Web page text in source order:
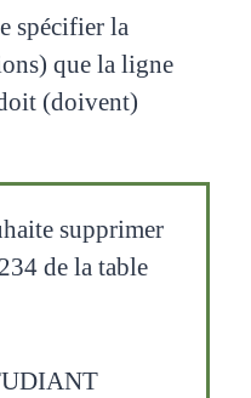
spécifier la
que la ligne
(doivent)
supprimer
de la table